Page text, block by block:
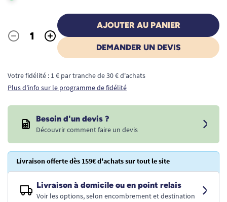
Quantité
- +
AJOUTER AU PANIER
DEMANDER UN DEVIS
Votre fidélité : 1 € par tranche de 30 € d'achats
Plus d'info sur le programme de fidélité
Besoin d'un devis ?
Découvrir comment faire un devis
Livraison offerte dès 159€ d'achats sur tout le site
Livraison à domicile ou en point relais
Voir les options, selon encombrement et destination